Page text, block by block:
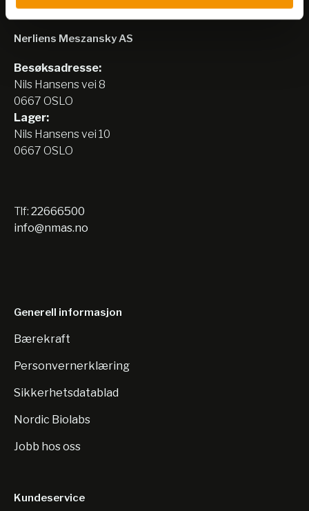
Nerliens Meszansky AS
Besøksadresse:
Nils Hansens vei 8
0667 OSLO
Lager:
Nils Hansens vei 10
0667 OSLO
Tlf: 22666500
info@nmas.no
Generell informasjon
Bærekraft
Personvernerklæring
Sikkerhetsdatablad
Nordic Biolabs
Jobb hos oss
Kundeservice